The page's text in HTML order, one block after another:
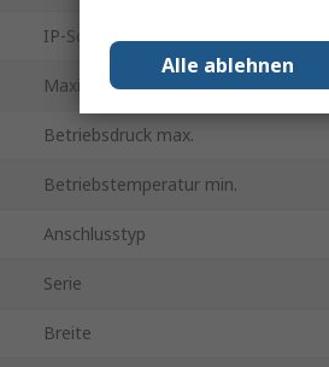
IP-Schutzart
Maximale Betriebstemperatur
Betriebsdruck max.
Betriebstemperatur min.
Anschlusstyp
Serie
Breite
Alle ablehnen